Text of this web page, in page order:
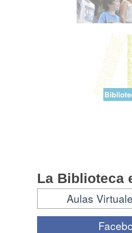
La Biblioteca
Aulas